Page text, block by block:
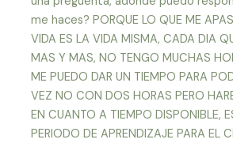
me haces? PORQUE LO QUE ME
VIDA ES LA VIDA MISMA, CADA DIA
MAS Y MAS, NO TENGO MUCHAS
ME PUEDO DAR UN TIEMPO PARA
VEZ NO CON DOS HORAS PERO
EN CUANTO A TIEMPO DISPONIBLE,
PERIODO DE APRENDIZAJE PARA EL